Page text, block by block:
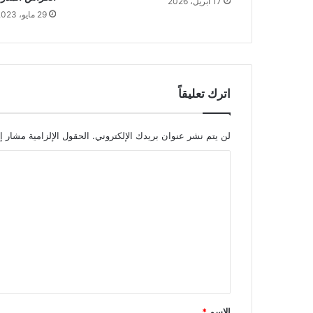
29 مايو، 2023
اترك تعليقاً
لن يتم نشر عنوان بريدك الإلكتروني. الحقول الإلزامية مشار
*